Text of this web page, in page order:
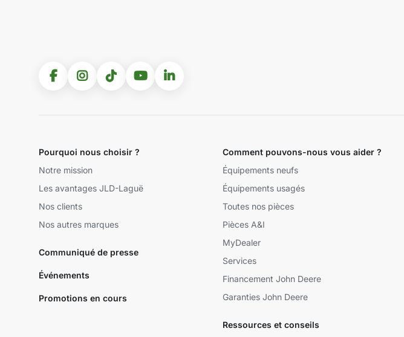
Pourquoi nous choisir ?
Notre mission
Les avantages JLD-Laguë
Nos clients
Nos autres marques
Communiqué de presse
Événements
Promotions en cours
Comment pouvons-nous vous aider ?
Équipements neufs
Équipements usagés
Toutes nos pièces
Pièces A&I
MyDealer
Services
Financement John Deere
Garanties John Deere
Ressources et conseils